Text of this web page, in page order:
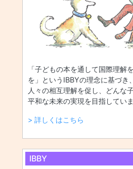
「子どもの本を通して国際理解
を」というIBBYの理念に基づき
人々の相互理解を促し、どんな
平和な未来の実現を目指していま
> 詳しくはこちら
IBBY